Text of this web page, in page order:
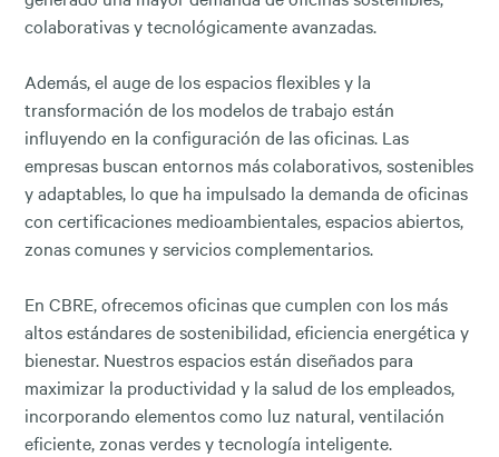
colaborativas y tecnológicamente avanzadas.
Además, el auge de los espacios flexibles y la
transformación de los modelos de trabajo están
influyendo en la configuración de las oficinas. Las
empresas buscan entornos más colaborativos, sostenibles
y adaptables, lo que ha impulsado la demanda de oficinas
con certificaciones medioambientales, espacios abiertos,
zonas comunes y servicios complementarios.
En CBRE, ofrecemos oficinas que cumplen con los más
altos estándares de sostenibilidad, eficiencia energética y
bienestar. Nuestros espacios están diseñados para
maximizar la productividad y la salud de los empleados,
incorporando elementos como luz natural, ventilación
eficiente, zonas verdes y tecnología inteligente.